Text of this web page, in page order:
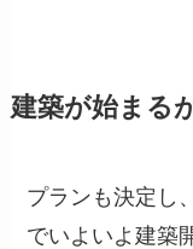
建築が始まる
プランも決定し
でいよいよ建築